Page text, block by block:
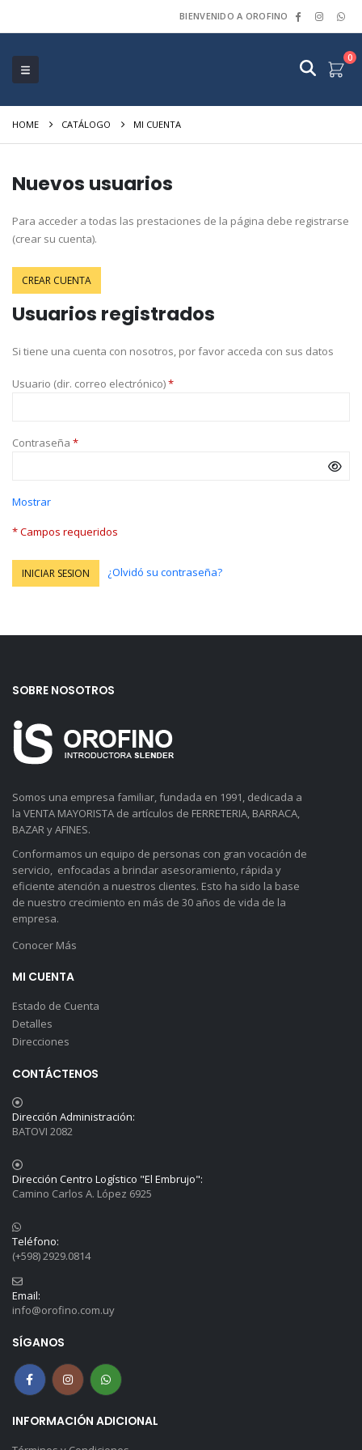
BIENVENIDO A OROFINO
0
HOME CATÁLOGO MI CUENTA
Nuevos usuarios
Para acceder a todas las prestaciones de la página debe registrarse
(crear su cuenta).
CREAR CUENTA
Usuarios registrados
Si tiene una cuenta con nosotros, por favor acceda con sus datos
Usuario (dir. correo electrónico)*
Contraseña *
Mostrar
* Campos requeridos
INICIAR SESION ¿Olvidó su contraseña?
SOBRE NOSOTROS
Somos una empresa familiar, fundada en 1991, dedicada a
la VENTA MAYORISTA de artículos de FERRETERIA, BARRACA,
BAZAR y AFINES.
Conformamos un equipo de personas con gran vocación de
servicio, enfocadas a brindar asesoramiento, rápida y
eficiente atención a nuestros clientes. Esto ha sido la base
de nuestro crecimiento en más de 30 años de vida de la
empresa.
Conocer Más
MI CUENTA
Estado de Cuenta
Detalles
Direcciones
CONTÁCTENOS
Dirección Administración:
BATOVI 2082
Dirección Centro Logístico "El Embrujo":
Camino Carlos A. López 6925
Teléfono:
(+598) 2929.0814
Email:
info@orofino.com.uy
SÍGANOS
INFORMACIÓN ADICIONAL